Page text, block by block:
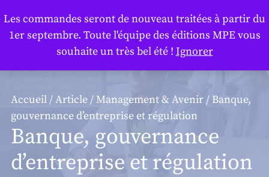
Accueil/Article/Management & Avenir/ Banque,
gouvernance d’entreprise et régulation
Banque, gouvernance
d’entreprise et régulation
Les commandes seront de nouveau traitées à partir du
1er septembre. Toute l'équipe des éditions MPE vous
souhaite un très bel été ! Ignorer